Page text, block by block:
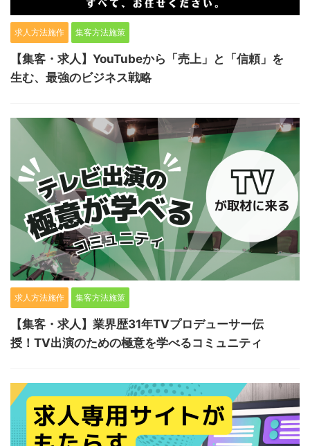
求人方法施作 集客方法施策
【集客・求人】YouTubeから「売上」と「信頼」を
生む、最強のビジネス戦略
求人方法施作 集客方法施策
【集客・求人】業界歴31年TVプロデューサー伝
授！TV出演のための極意を学べるコミュニティ